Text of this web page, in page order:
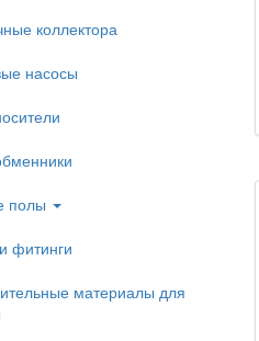
коллектора
насосы
полы
фитинги
материалы для